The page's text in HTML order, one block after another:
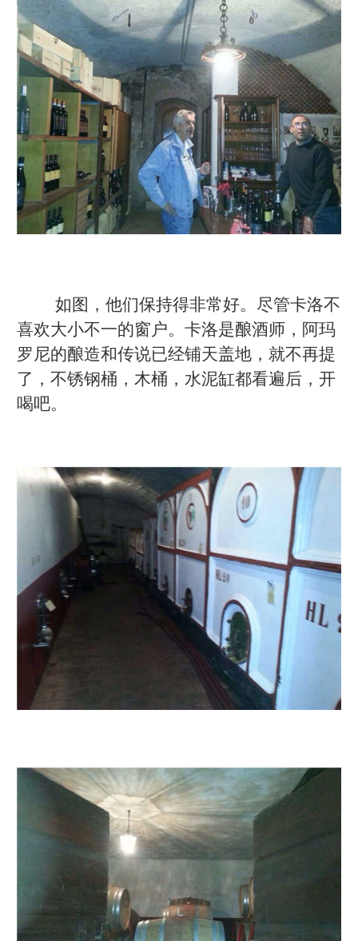
如图，他们保持得非常好。尽管卡洛不
喜欢大小不一的窗户。卡洛是酿酒师，阿玛
罗尼的酿造和传说已经铺天盖地，就不再提
了，不锈钢桶，木桶，水泥缸都看遍后，开
喝吧。